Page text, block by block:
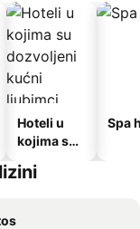
Hoteli u
kojima su
kućni
Spa